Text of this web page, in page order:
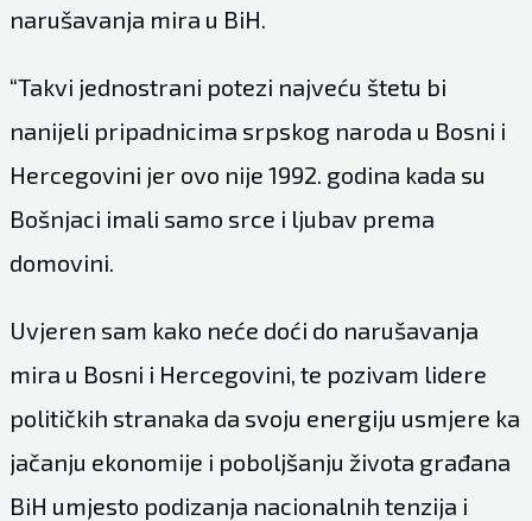
narušavanja mira u BiH.
“Takvi jednostrani potezi najveću štetu bi
nanijeli pripadnicima srpskog naroda u Bosni i
Hercegovini jer ovo nije 1992. godina kada su
Bošnjaci imali samo srce i ljubav prema
domovini.
Uvjeren sam kako neće doći do narušavanja
mira u Bosni i Hercegovini, te pozivam lidere
političkih stranaka da svoju energiju usmjere ka
jačanju ekonomije i poboljšanju života građana
BiH umjesto podizanja nacionalnih tenzija i